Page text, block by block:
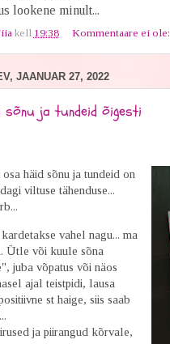
lookene minult...
kell 19:38 Kommentaare ei ole:
JAANUAR 27, 2022
sõnu ja tundeid õigesti
häid sõnu ja tundeid on
viltuse tähenduse...
vahel nagu... ma
Ütle või kuule sõna
juba võpatus või näos
ajal teistpidi, lausa
st haige, siis saab
ja piirangud kõrvale,